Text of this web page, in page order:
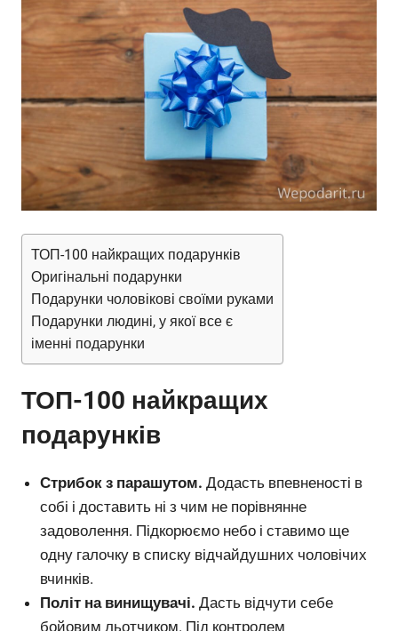
ТОП-100 найкращих подарунків
Оригінальні подарунки
Подарунки чоловікові своїми руками
Подарунки людині, у якої все є
іменні подарунки
ТОП-100 найкращих
подарунків
Стрибок з парашутом. Додасть впевненості в
собі і доставить ні з чим не порівнянне
задоволення. Підкорюємо небо і ставимо ще
одну галочку в списку відчайдушних чоловічих
вчинків.
Політ на винищувачі. Дасть відчути себе
бойовим льотчиком. Під контролем